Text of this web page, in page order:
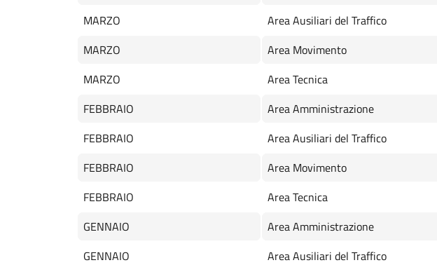
MARZO
Area Ausiliari del Traffico
MARZO
Area Movimento
MARZO
Area Tecnica
FEBBRAIO
Area Amministrazione
FEBBRAIO
Area Ausiliari del Traffico
FEBBRAIO
Area Movimento
FEBBRAIO
Area Tecnica
GENNAIO
Area Amministrazione
GENNAIO
Area Ausiliari del Traffico